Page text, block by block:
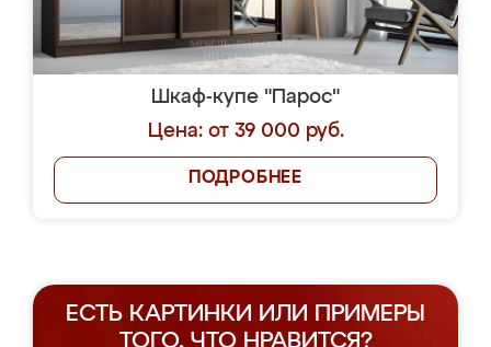
Шкаф-купе "Парос"
Цена: от 39 000 руб.
ПОДРОБНЕЕ
ЕСТЬ КАРТИНКИ ИЛИ ПРИМЕРЫ
ТОГО, ЧТО НРАВИТСЯ?